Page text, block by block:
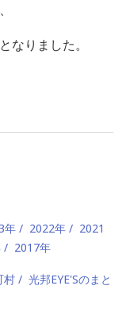
なりました。
年 2022年
2021
2017年
村
光邦EYE'Sのまと